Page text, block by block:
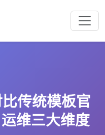
传统模板官
维三大维度